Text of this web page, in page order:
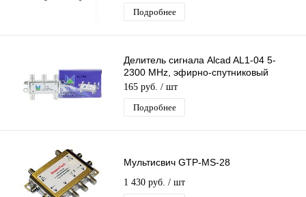
Подробнее
Делитель сигнала Alcad AL1-04 5-
2300 MHz, эфирно-спутниковый
делитель сигнала тв на 4 F-выхода
165 руб. / шт
Подробнее
Мультисвич GTP-MS-28
1 430 руб. / шт